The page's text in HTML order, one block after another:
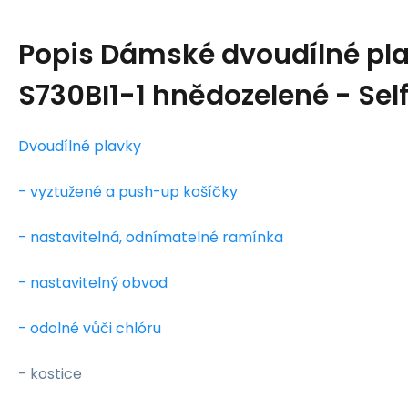
Popis Dámské dvoudílné
S730BI1-1 hnědozelené - Self
Dvoudílné plavky
- vyztužené a push-up košíčky
- nastavitelná,odnímatelné ramínka
- nastavitelný obvod
- odolné vůči chlóru
- kostice